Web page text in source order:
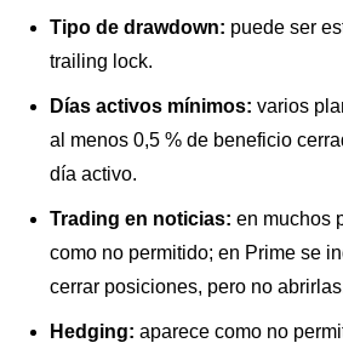
Tipo de drawdown: puede ser
trailing lock.
Días activos mínimos: varios
al menos 0,5 % de beneficio
día activo.
Trading en noticias: en muchos
como no permitido; en Prime se
cerrar posiciones, pero no
Hedging: aparece como no